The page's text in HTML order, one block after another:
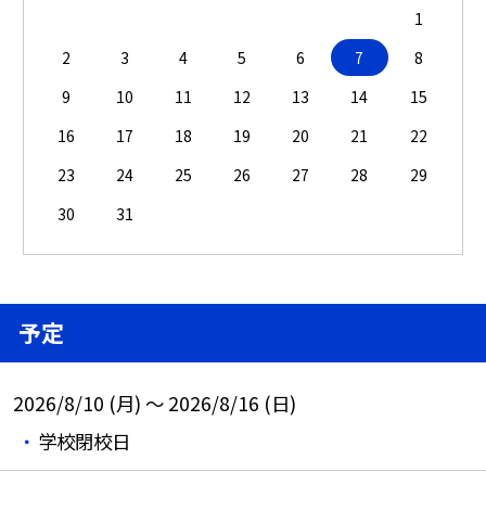
1
2
3 4 5 6 7
8
9
10 11 12 13 14
15
16
17 18 19 20 21
22
23
24 25 26 27 28
29
30
31
予定
2026/8/10 (月) ～ 2026/8/16 (日)
学校閉校日